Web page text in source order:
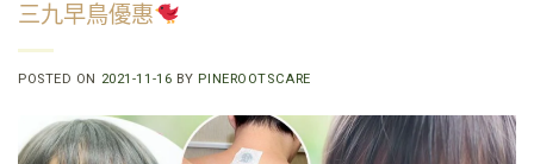
三九早鳥優惠
POSTED ON 2021-11-16 BY PINEROOTSCARE